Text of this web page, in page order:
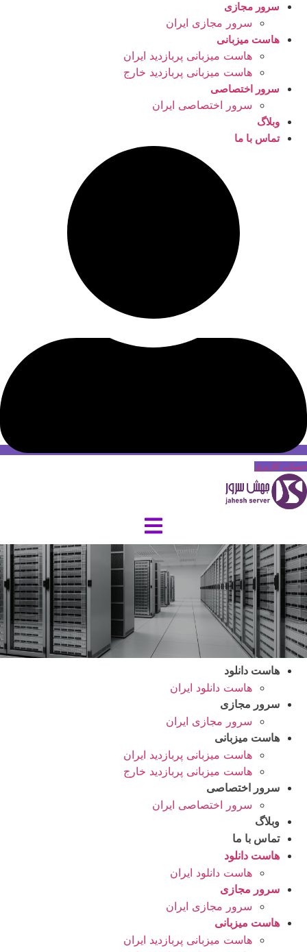
سرور مجازی
سرور مجازی ایران
هاست میزبانی
هاست میزبانی پربازدید ایران
هاست میزبانی پربازدید خارج
سرور اختصاصی
سرور اختصاصی ایران
وبلاگ
تماس با ما
حساب کاربری
هاست دانلود
هاست دانلود ایران
سرور مجازی
سرور مجازی ایران
هاست میزبانی
هاست میزبانی پربازدید ایران
هاست میزبانی پربازدید خارج
سرور اختصاصی
سرور اختصاصی ایران
وبلاگ
تماس با ما
هاست دانلود
هاست دانلود ایران
سرور مجازی
سرور مجازی ایران
هاست میزبانی
هاست میزبانی پربازدید ایران